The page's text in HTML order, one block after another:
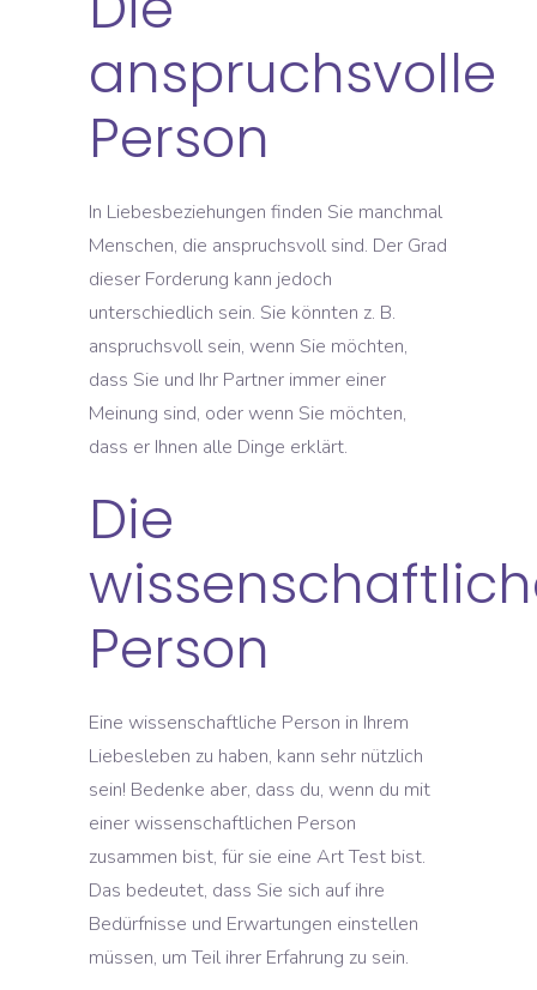
anspruchsvolle
Person
In Liebesbeziehungen finden Sie manchmal
Menschen, die anspruchsvoll sind. Der Grad
dieser Forderung kann jedoch
unterschiedlich sein. Sie könnten z. B.
anspruchsvoll sein, wenn Sie möchten,
dass Sie und Ihr Partner immer einer
Meinung sind, oder wenn Sie möchten,
dass er Ihnen alle Dinge erklärt.
Die
Person
Eine wissenschaftliche Person in Ihrem
Liebesleben zu haben, kann sehr nützlich
sein! Bedenke aber, dass du, wenn du mit
einer wissenschaftlichen Person
zusammen bist, für sie eine Art Test bist.
Das bedeutet, dass Sie sich auf ihre
Bedürfnisse und Erwartungen einstellen
müssen, um Teil ihrer Erfahrung zu sein.